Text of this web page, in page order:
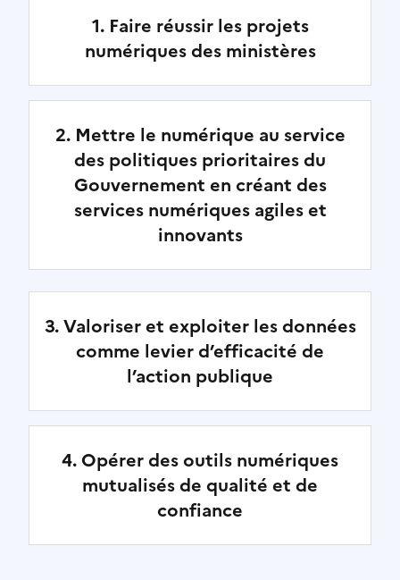
1. Faire réussir les projets
numériques des ministères
2. Mettre le numérique au service
des politiques prioritaires du
Gouvernement en créant des
services numériques agiles et
innovants
3. Valoriser et exploiter les données
comme levier d’efficacité de
l’action publique
4. Opérer des outils numériques
mutualisés de qualité et de
confiance